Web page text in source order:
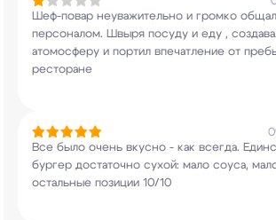
Шеф-повар неуважительно и громко
персоналом. Швыря посуду и еду ,
атомосферу и портил впечатление от
ресторане
Все было очень вкусно - как всегда.
бургер достаточно сухой: мало соуса,
остальные позиции 10/10